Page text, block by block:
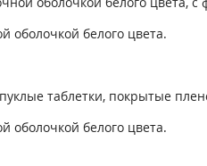
оболочкой белого цвета.
таблетки, покрытые
оболочкой белого цвета.